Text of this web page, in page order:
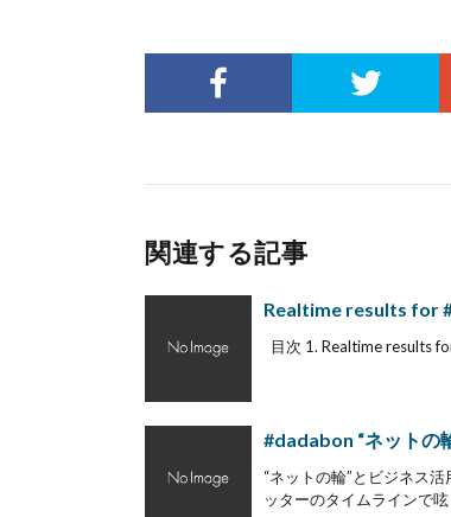
関連する記事
Realtime results for
目次 1. Realtime results
#dadabon “ネットの
“ネットの輪”とビジネス
ッターのタイムラインで